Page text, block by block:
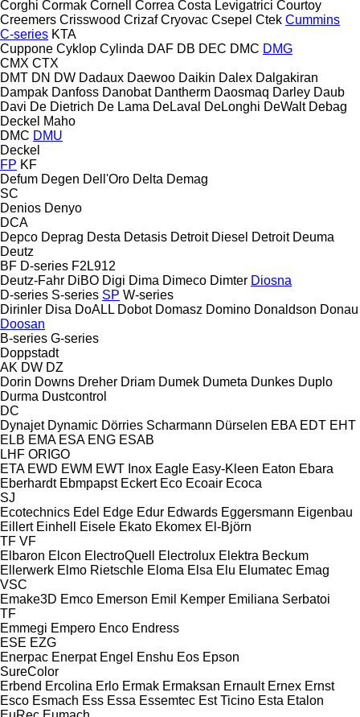
Corghi Cormak Cornell Correa Costa Levigatrici Courtoy
Creemers Crisswood Crizaf Cryovac Csepel Ctek Cummins
C-series KTA
Cuppone Cyklop Cylinda DAF DB DEC DMC DMG
CMX CTX
DMT DN DW Dadaux Daewoo Daikin Dalex Dalgakiran
Dampak Danfoss Danobat Dantherm Daosmaq Darley Daub
Davi De Dietrich De Lama DeLaval DeLonghi DeWalt Debag
Deckel Maho
DMC DMU
Deckel
FP KF
Defum Degen Dell'Oro Delta Demag
SC
Denios Denyo
DCA
Depco Deprag Desta Detasis Detroit Diesel Detroit Deuma
Deutz
BF D-series F2L912
Deutz-Fahr DiBO Digi Dima Dimeco Dimter Diosna
D-series S-series SP W-series
Dirinler Disa DoALL Dobot Domasz Domino Donaldson Donau
Doosan
B-series G-series
Doppstadt
AK DW DZ
Dorin Downs Dreher Driam Dumek Dumeta Dunkes Duplo
Durma Dustcontrol
DC
Dynajet Dynamic Dörries Scharmann Dürselen EBA EDT EHT
ELB EMA ESA ENG ESAB
LHF ORIGO
ETA EWD EWM EWT Inox Eagle Easy-Kleen Eaton Ebara
Eberhardt Ebmpapst Eckert Eco Ecoair Ecoca
SJ
Ecotechnics Edel Edge Edur Edwards Eggersmann Eigenbau
Eillert Einhell Eisele Ekato Ekomex El-Björn
TF VF
Elbaron Elcon ElectroQuell Electrolux Elektra Beckum
Ellerwerk Elmo Rietschle Eloma Elsa Elu Elumatec Emag
VSC
Emake3D Emco Emerson Emil Kemper Emiliana Serbatoi
TF
Emmegi Empero Enco Endress
ESE EZG
Enerpac Enerpat Engel Enshu Eos Epson
SureColor
Erbend Ercolina Erlo Ermak Ermaksan Ernault Ernex Ernst
Esco Esmach Ess Essa Essemtec Est Ticino Esta Etalon